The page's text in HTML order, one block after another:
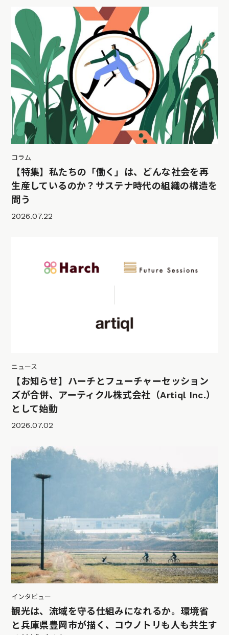
コラム
【特集】私たちの「働く」は、どんな社会を再
生産しているのか？サステナ時代の組織の構造を
問う
2026.07.22
ニュース
【お知らせ】ハーチとフューチャーセッション
ズが合併、アーティクル株式会社（Artiql Inc.）
として始動
2026.07.02
インタビュー
観光は、流域を守る仕組みになれるか。環境省
と兵庫県豊岡市が描く、コウノトリも人も共生す